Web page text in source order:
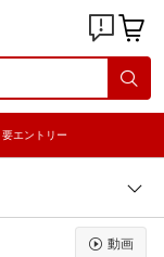
要エントリー
動画